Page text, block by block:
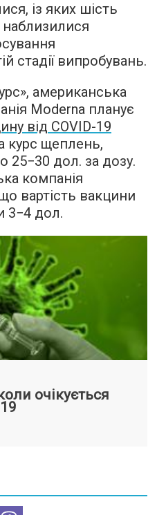
із яких шість
стадії випробувань.
американська
Moderna планує
від COVID-19
курс щеплень,
25−30 дол. за дозу.
компанія
вартість вакцини
3−4 дол.
очікується